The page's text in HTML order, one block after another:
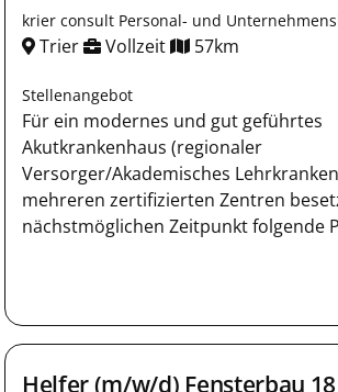
krier consult Personal- und
Trier Vollzeit 57km
Stellenangebot
Für ein modernes und gut geführtes
Akutkrankenhaus (regionaler
Versorger/Akademisches
mehreren zertifizierten Zentren
nächstmöglichen Zeitpunkt folgende
Helfer (m/w/d) Fensterbau